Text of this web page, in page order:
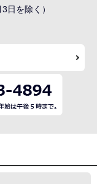
日を除く）